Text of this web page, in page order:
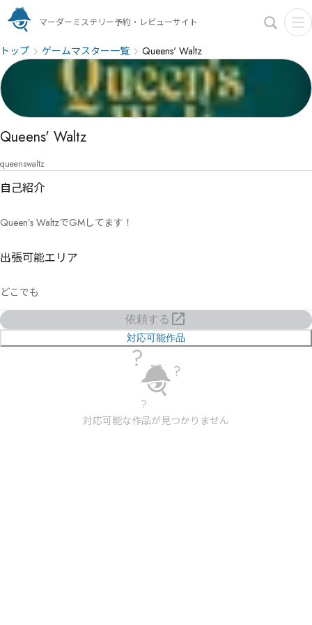
マーダーミステリー予約・レビューサイト
トップ ゲームマスター一覧 Queens' Waltz
Queens' Waltz
queenswaltz
自己紹介
Queen’s WaltzでGMしてます！
出張可能エリア
どこでも
依頼する
対応可能作品
対応可能な作品が見つかりません